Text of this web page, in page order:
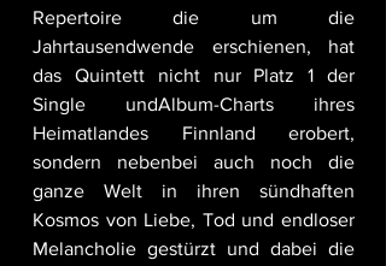
Repertoire die um die
Jahrtausendwende erschienen, hat
das Quintett nicht nur Platz 1 der
Single undAlbum-Charts ihres
Heimatlandes Finnland erobert,
sondern nebenbei auch noch die
ganze Welt in ihren sündhaften
Kosmos von Liebe, Tod und endloser
Melancholie gestürzt und dabei die